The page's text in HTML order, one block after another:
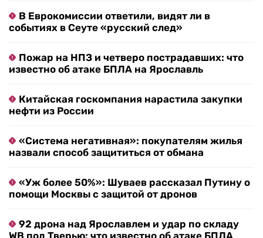
В Еврокомиссии ответили, видят ли в
событиях в Сеуте «русский след»
Пожар на НПЗ и четверо пострадавших: что
известно об атаке БПЛА на Ярославль
Китайская госкомпания нарастила закупки
нефти из России
«Система негативная»: покупателям жилья
назвали способ защититься от обмана
«Уж более 50%»: Шуваев рассказал Путину о
помощи Москвы с защитой от дронов
92 дрона над Ярославлем и удар по складу